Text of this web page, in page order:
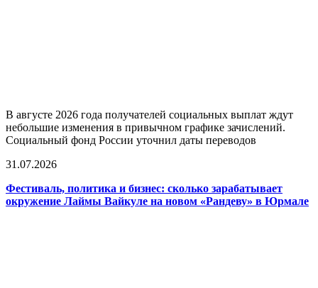
В августе 2026 года получателей социальных выплат ждут
небольшие изменения в привычном графике зачислений.
Социальный фонд России уточнил даты переводов
31.07.2026
Фестиваль, политика и бизнес: сколько зарабатывает
окружение Лаймы Вайкуле на новом «Рандеву» в Юрмале